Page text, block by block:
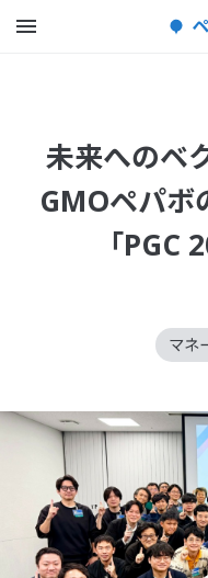
未来へのベ
GMOペパボ
「PGC
マネ